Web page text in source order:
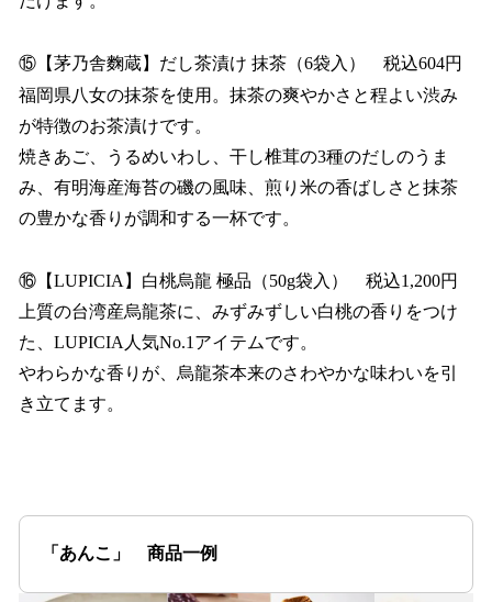
⑮【茅乃舎麴蔵】だし茶漬け 抹茶（6袋入） 税込604円
福岡県八女の抹茶を使用。抹茶の爽やかさと程よい渋み
が特徴のお茶漬けです。
焼きあご、うるめいわし、干し椎茸の3種のだしのうま
み、有明海産海苔の磯の風味、煎り米の香ばしさと抹茶
の豊かな香りが調和する一杯です。
⑯【LUPICIA】白桃烏龍 極品（50g袋入） 税込1,200円
上質の台湾産烏龍茶に、みずみずしい白桃の香りをつけ
た、LUPICIA人気No.1アイテムです。
やわらかな香りが、烏龍茶本来のさわやかな味わいを引
き立てます。
「あんこ」 商品一例